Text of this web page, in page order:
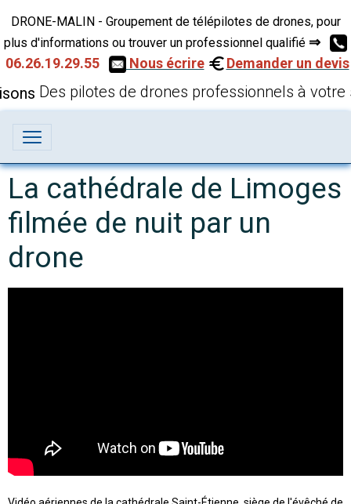
DRONE-MALIN - Groupement de télépilotes de drones, pour
plus d'informations ou trouver un professionnel qualifié ⇒
06.26.19.29.55
Nous écrire Demander un devis
Des pilotes de drones professionnels à votre
La cathédrale de Limoges
filmée de nuit par un
drone